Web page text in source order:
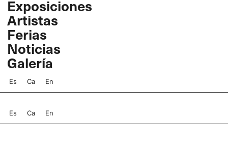
contenido
Exposiciones
Artistas
Ferias
Noticias
Galería
Es Ca En
Es Ca En